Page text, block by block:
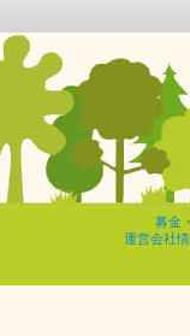
募金
運営会社